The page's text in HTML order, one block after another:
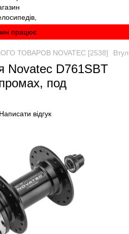
працює
ТОВАРОВ NOVATEC [2538]
Novatec D761SBT
под
Написати відгук